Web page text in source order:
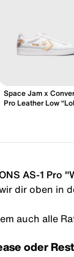
Space Jam x
Pro Leather Low
AS-1 Pro
dir oben in
auch alle
oder